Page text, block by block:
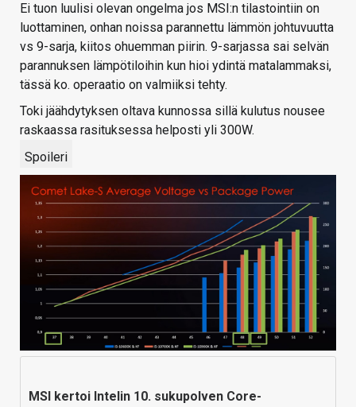
Ei tuon luulisi olevan ongelma jos MSI:n tilastointiin on
luottaminen, onhan noissa parannettu lämmön johtuvuutta
vs 9-sarja, kiitos ohuemman piirin. 9-sarjassa sai selvän
parannuksen lämpötiloihin kun hioi ydintä matalammaksi,
tässä ko. operaatio on valmiiksi tehty.
Toki jäähdytyksen oltava kunnossa sillä kulutus nousee
raskaassa rasituksessa helposti yli 300W.
Spoileri
MSI kertoi Intelin 10. sukupolven Core-